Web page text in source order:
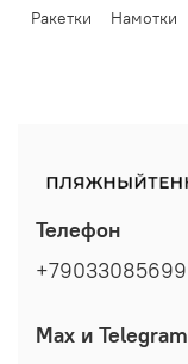
Ракетки Намотки
Телефон
+79033085699
Max и Telegram